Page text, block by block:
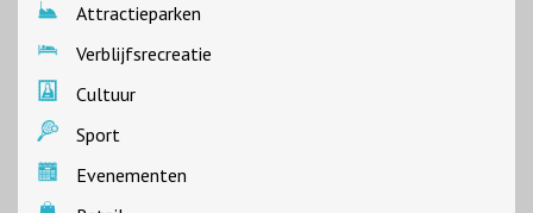
Attractieparken
Verblijfsrecreatie
Cultuur
Sport
Evenementen